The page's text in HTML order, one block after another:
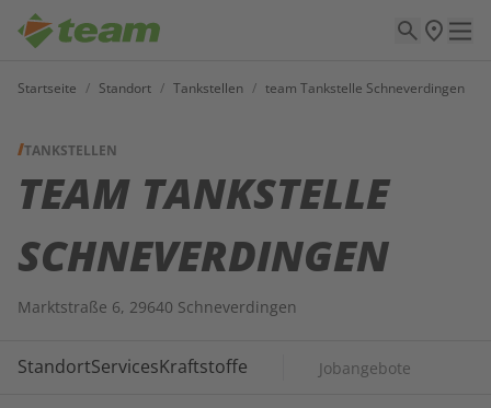
Startseite / Standort / Tankstellen / team Tankstelle Schneverdingen
TANKSTELLEN
TEAM TANKSTELLE
SCHNEVERDINGEN
Marktstraße 6, 29640 Schneverdingen
StandortServicesKraftstoffe Jobangebote